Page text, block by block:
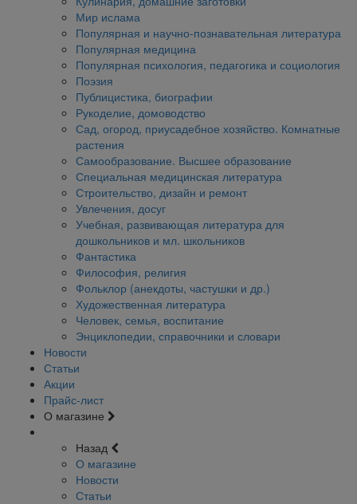
Мир ислама
Популярная и научно-познавательная литература
Популярная медицина
Популярная психология, педагогика и социология
Поэзия
Публицистика, биографии
Рукоделие, домоводство
Сад, огород, приусадебное хозяйство. Комнатные
растения
Самообразование. Высшее образование
Специальная медицинская литература
Строительство, дизайн и ремонт
Увлечения, досуг
Учебная, развивающая литература для
дошкольников и мл. школьников
Фантастика
Философия, религия
Фольклор (анекдоты, частушки и др.)
Художественная литература
Человек, семья, воспитание
Энциклопедии, справочники и словари
Новости
Статьи
Акции
Прайс-лист
О магазине
Назад
О магазине
Новости
Статьи